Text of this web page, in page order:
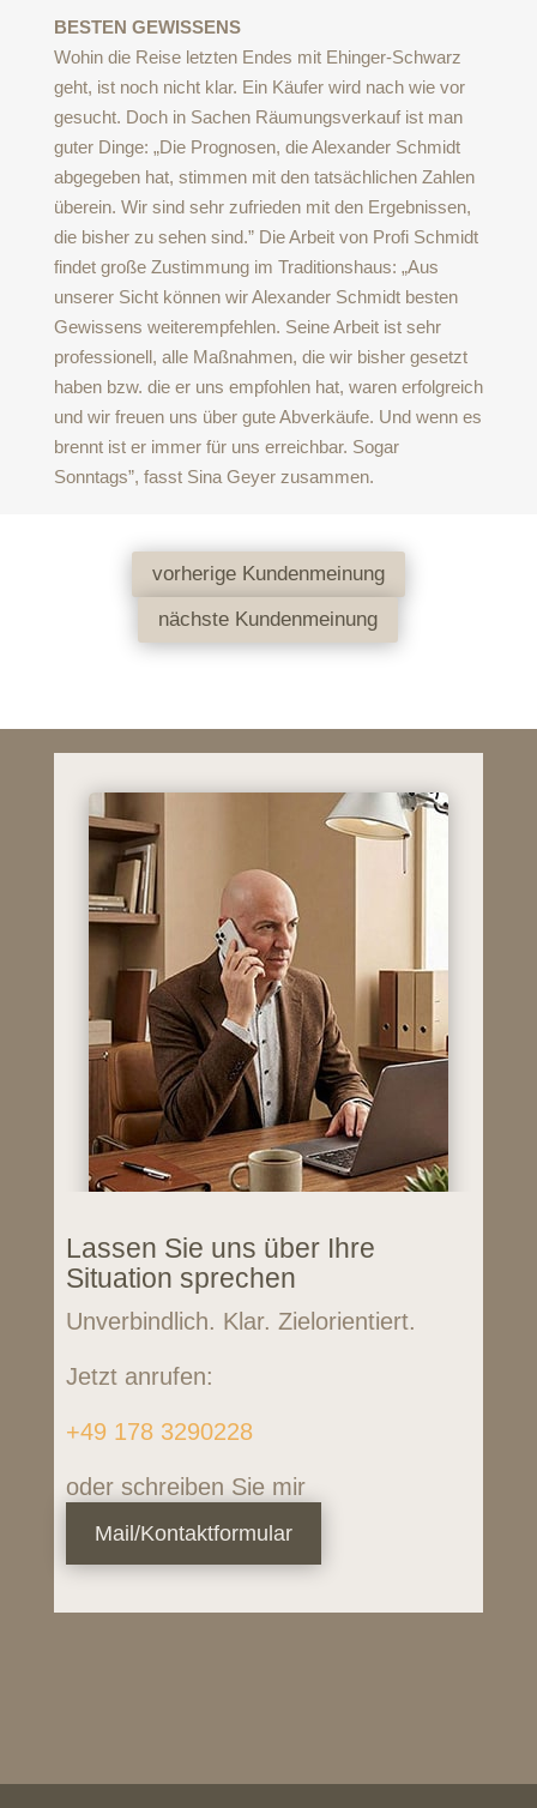
BESTEN GEWISSENS
Wohin die Reise letzten Endes mit Ehinger-Schwarz
geht, ist noch nicht klar. Ein Käufer wird nach wie vor
gesucht. Doch in Sachen Räumungsverkauf ist man
guter Dinge: „Die Prognosen, die Alexander Schmidt
abgegeben hat, stimmen mit den tatsächlichen Zahlen
überein. Wir sind sehr zufrieden mit den Ergebnissen,
die bisher zu sehen sind.” Die Arbeit von Profi Schmidt
findet große Zustimmung im Traditionshaus: „Aus
unserer Sicht können wir Alexander Schmidt besten
Gewissens weiterempfehlen. Seine Arbeit ist sehr
professionell, alle Maßnahmen, die wir bisher gesetzt
haben bzw. die er uns empfohlen hat, waren erfolgreich
und wir freuen uns über gute Abverkäufe. Und wenn es
brennt ist er immer für uns erreichbar. Sogar
Sonntags”, fasst Sina Geyer zusammen.
vorherige Kundenmeinung
nächste Kundenmeinung
Lassen Sie uns über Ihre
Situation sprechen
Unverbindlich. Klar. Zielorientiert.
Jetzt anrufen:
+49 178 3290228
oder schreiben Sie mir
Mail/Kontaktformular